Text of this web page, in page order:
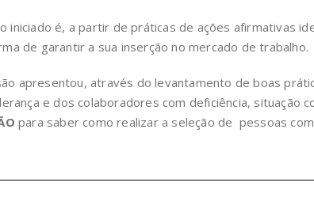
iniciado é, a partir de práticas de ações afirmativas
de garantir a sua inserção no mercado de trabalho.
apresentou, através do levantamento de boas
e dos colaboradores com deficiência, situação
para saber como realizar a seleção de pessoas